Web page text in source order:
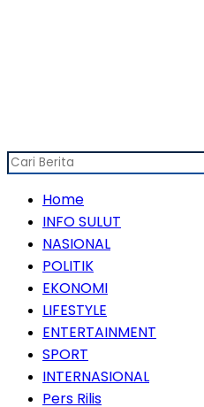
Home
INFO SULUT
NASIONAL
POLITIK
EKONOMI
LIFESTYLE
ENTERTAINMENT
SPORT
INTERNASIONAL
Pers Rilis